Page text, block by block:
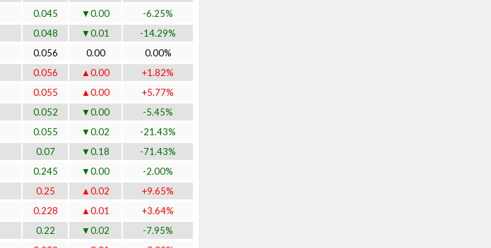
0.045 ▼0.00
-6.25%
0.048 ▼0.01
-14.29%
0.056 0.00
0.00%
0.056 ▲0.00
+1.82%
0.055 ▲0.00
+5.77%
0.052 ▼0.00
-5.45%
0.055 ▼0.02
-21.43%
0.07 ▼0.18
-71.43%
0.245 ▼0.00
-2.00%
0.25 ▲0.02
+9.65%
0.228 ▲0.01
+3.64%
0.22 ▼0.02
-7.95%